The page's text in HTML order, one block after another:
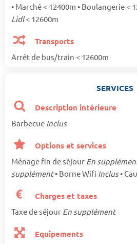
• Marché < 12400m • Boulangerie <
Lidl< 12600m
Transports
Arrêt de bus/train < 12600m
SERVICES
Description intérieure
Barbecue Inclus
Options et services
Ménage fin de séjour En
supplément• Borne Wifi Inclus•
Charges et taxes
Taxe de séjour En supplément
Equipements